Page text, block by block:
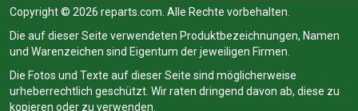
Copyright © 2026 reparts.com. Alle Rechte vorbehalten.
Die auf dieser Seite verwendeten Produktbezeichnungen, Namen
und Warenzeichen sind Eigentum der jeweiligen Firmen.
Die Fotos und Texte auf dieser Seite sind möglicherweise
urheberrechtlich geschützt. Wir raten dringend davon ab, diese zu
kopieren oder zu verwenden.